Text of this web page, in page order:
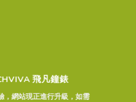
飛凡鐘錶
，網站現正進行升級，如需